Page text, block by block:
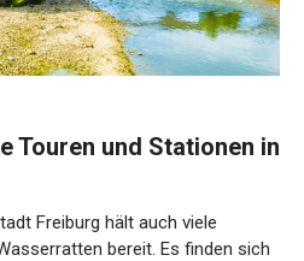
Touren und Stationen in
Freiburg hält auch viele
bereit. Es finden sich